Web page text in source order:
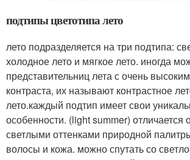
подтипы цветотипа лето
лето подразделяется на три подтипа:
холодное лето и мягкое лето. иногда
представительниц лета с очень
контраста, их называют контрастное
лето.каждый подтип имеет свои
особенности. (light summer)
светлыми оттенками природной
волосы и кожа. можно спутать со